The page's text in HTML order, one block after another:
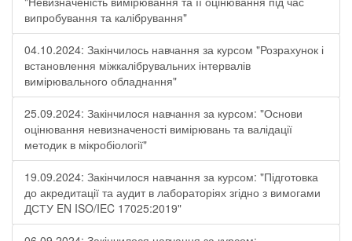
випробування та калібрування"
04.10.2024: Закінчилось навчання за курсом "Розрахунок і
встановлення міжкалібрувальних інтервалів
вимірювального обладнання"
25.09.2024: Закінчилося навчання за курсом: "Основи
оцінювання невизначеності вимірювань та валідації
методик в мікробіології"
19.09.2024: Закінчилося навчання за курсом: "Підготовка
до акредитації та аудит в лабораторіях згідно з вимогами
ДСТУ EN ISO/IEC 17025:2019"